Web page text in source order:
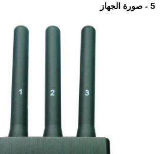
5 - صورة الجهاز